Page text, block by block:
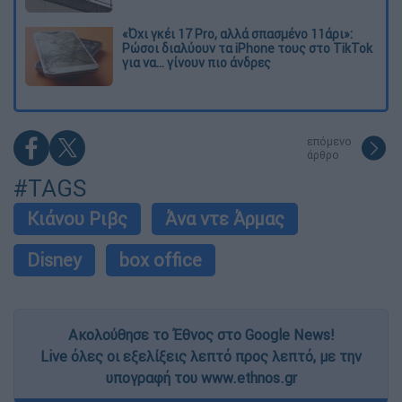
«Όχι γκέι 17 Pro, αλλά σπασμένο 11άρι»:
Ρώσοι διαλύουν τα iPhone τους στο TikTok
για να... γίνουν πιο άνδρες
επόμενο
άρθρο
#TAGS
Κιάνου Ριβς
Άνα ντε Άρμας
Disney
box office
Ακολούθησε το Έθνος στο Google News!
Live όλες οι εξελίξεις λεπτό προς λεπτό, με την
υπογραφή του www.ethnos.gr